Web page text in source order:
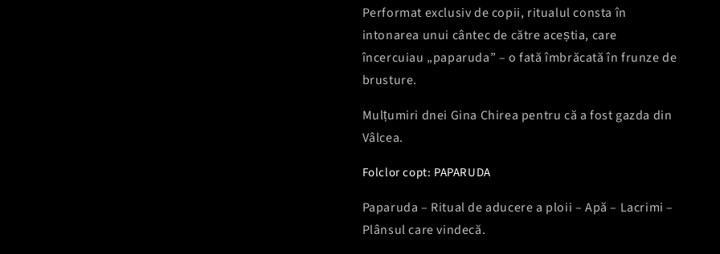
Performat exclusiv de copii, ritualul consta în
intonarea unui cântec de către aceștia, care
încercuiau „paparuda” – o fată îmbrăcată în frunze de
brusture.
Mulțumiri dnei Gina Chirea pentru că a fost gazda din
Vâlcea.
Folclor copt: PAPARUDA
Paparuda – Ritual de aducere a ploii – Apă – Lacrimi –
Plânsul care vindecă.